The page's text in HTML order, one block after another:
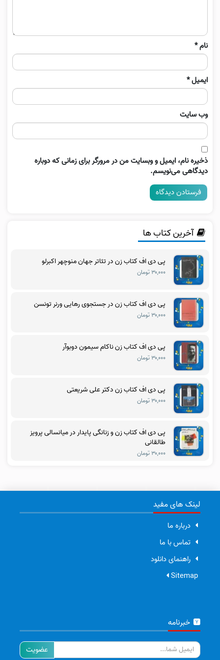
نام*
ایمیل*
وب‌ سایت
ذخیره نام، ایمیل و وبسایت من در مرورگر برای زمانی که دوباره
دیدگاهی می‌نویسم.
آخرین کتاب ها
پی دی اف کتاب زن در تئاتر جهان منوچهر اکبرلو
۳۰,۰۰۰ تومان
پی دی اف کتاب زن در جستجوی رهایی ورنر تونسن
۳۰,۰۰۰ تومان
پی دی اف کتاب زن ناکام سیمون دوبوآر
۳۰,۰۰۰ تومان
پی دی اف کتاب زن دکتر علی شریعتی
۳۰,۰۰۰ تومان
پی دی اف کتاب زن و زنانگی پایدار در میانسالی پرویز
طالقانی
۳۰,۰۰۰ تومان
لینک های مفید
درباره ما
تماس با ما
راهنمای دانلود
Sitemap
خبرنامه
ایمیل